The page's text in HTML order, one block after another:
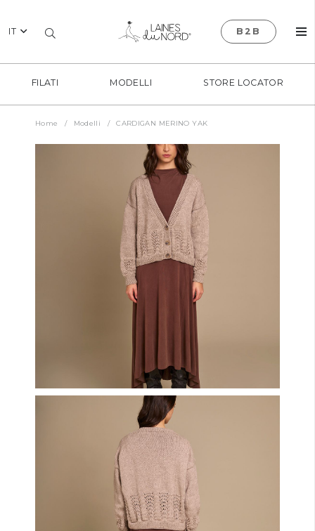
IT B2B
FILATI MODELLI STORE LOCATOR
Home / Modelli / CARDIGAN MERINO YAK